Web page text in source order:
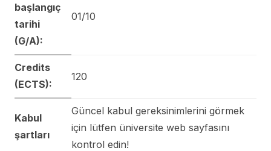
başlangıç
tarihi
(G/A):
01/10
Credits
(ECTS):
120
Kabul
şartları
Güncel kabul gereksinimlerini görmek
için lütfen üniversite web sayfasını
kontrol edin!